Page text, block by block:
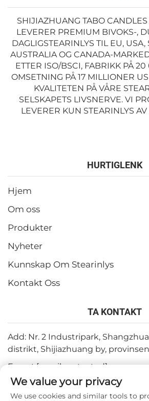
SHIJIAZHUANG TABO CANDLES
LEVERER PREMIUM BIVOKS-,
DAGLIGSTEARINLYS TIL EU,
AUSTRALIA OG CANADA-
ETTER ISO/BSCI, FABRIKK PÅ
OMSETNING PÅ 17 MILLIONER
KVALITETEN PÅ VÅRE
SELSKAPETS LIVSNERVE. VI
LEVERER KUN STEARINLYS
HURTIGLENK
Hjem
Om oss
Produkter
Nyheter
Kunnskap Om Stearinlys
Kontakt Oss
TA KONTAKT
Add: Nr. 2 Industripark,
distrikt, Shijiazhuang by,
E-post:[email protected]
Tlf:+86-15932211838
We value your privacy
We use cookies and similar tools to